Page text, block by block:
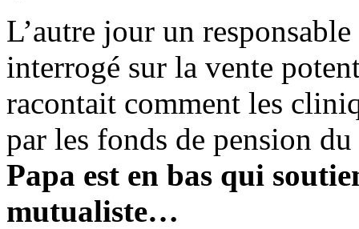
L’autre jour un
interrogé sur la vente
racontait comment les
par les fonds de pension
Papa est en bas qui
mutualiste…